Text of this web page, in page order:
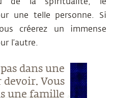
une telle personne. Si
créerez un immense
l’autre.
dans une
Vous
une famille